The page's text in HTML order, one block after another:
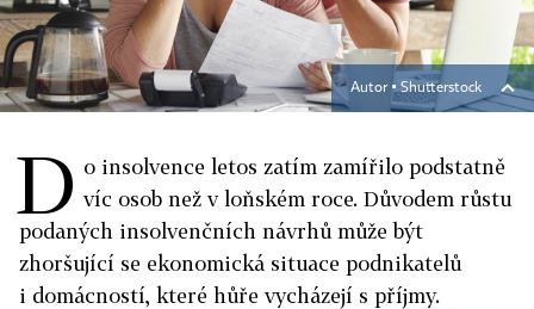
Autor ▪ Shutterstock
D o insolvence letos zatím zamířilo podstatně
víc osob než v loňském roce. Důvodem růstu
podaných insolvenčních návrhů může být
zhoršující se ekonomická situace podnikatelů
i domácností, které hůře vycházejí s příjmy.